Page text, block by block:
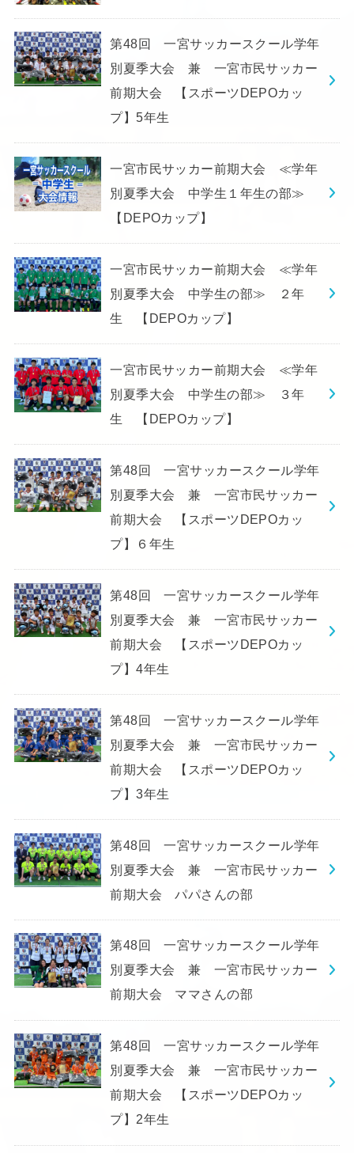
第48回 一宮サッカースクール学年
別夏季大会 兼 一宮市民サッカー
前期大会 【スポーツDEPOカッ
プ】5年生
一宮市民サッカー前期大会 ≪学年
別夏季大会 中学生１年生の部≫
【DEPOカップ】
一宮市民サッカー前期大会 ≪学年
別夏季大会 中学生の部≫ ２年
生 【DEPOカップ】
一宮市民サッカー前期大会 ≪学年
別夏季大会 中学生の部≫ ３年
生 【DEPOカップ】
第48回 一宮サッカースクール学年
別夏季大会 兼 一宮市民サッカー
前期大会 【スポーツDEPOカッ
プ】６年生
第48回 一宮サッカースクール学年
別夏季大会 兼 一宮市民サッカー
前期大会 【スポーツDEPOカッ
プ】4年生
第48回 一宮サッカースクール学年
別夏季大会 兼 一宮市民サッカー
前期大会 【スポーツDEPOカッ
プ】3年生
第48回 一宮サッカースクール学年
別夏季大会 兼 一宮市民サッカー
前期大会 パパさんの部
第48回 一宮サッカースクール学年
別夏季大会 兼 一宮市民サッカー
前期大会 ママさんの部
第48回 一宮サッカースクール学年
別夏季大会 兼 一宮市民サッカー
前期大会 【スポーツDEPOカッ
プ】2年生